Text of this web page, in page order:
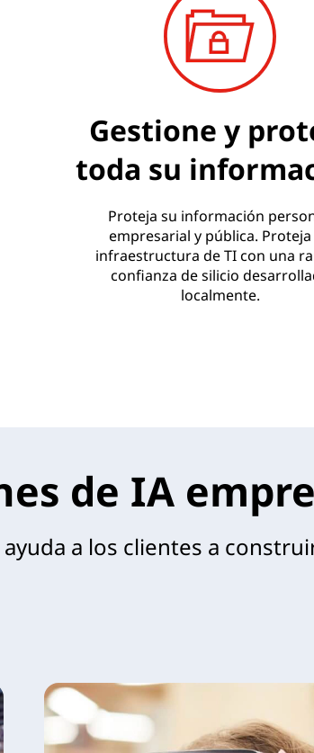
Gestione y
toda su
Proteja su información
empresarial y pública. Proteja
infraestructura de TI con una
confianza de silicio
localmente.
de IA
a los clientes a